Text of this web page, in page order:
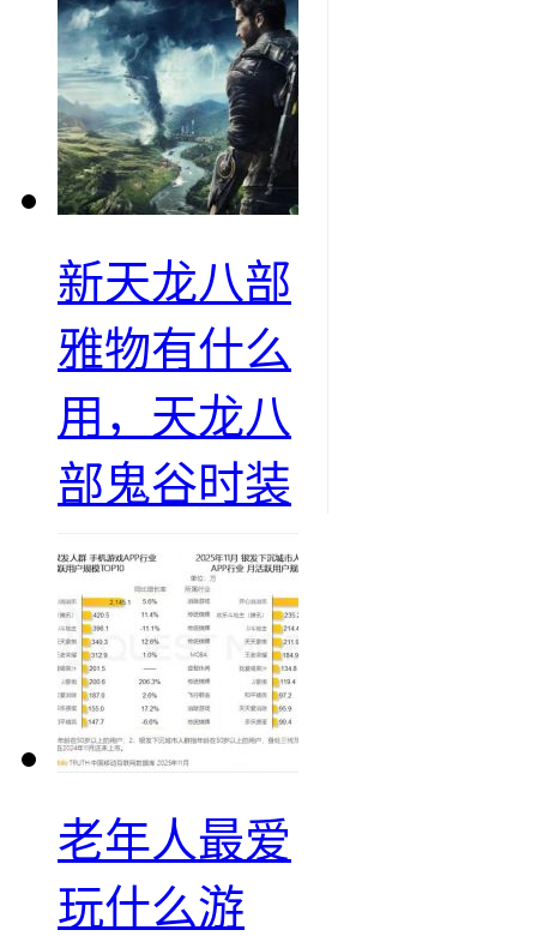
新天龙八部
雅物有什么
用，天龙八
部鬼谷时装
老年人最爱
玩什么游